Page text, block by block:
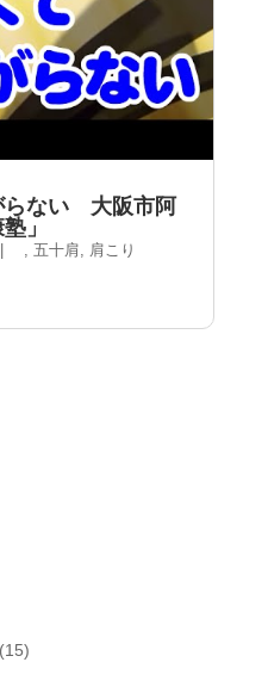
らない 大阪市阿
」
五十肩 肩こり